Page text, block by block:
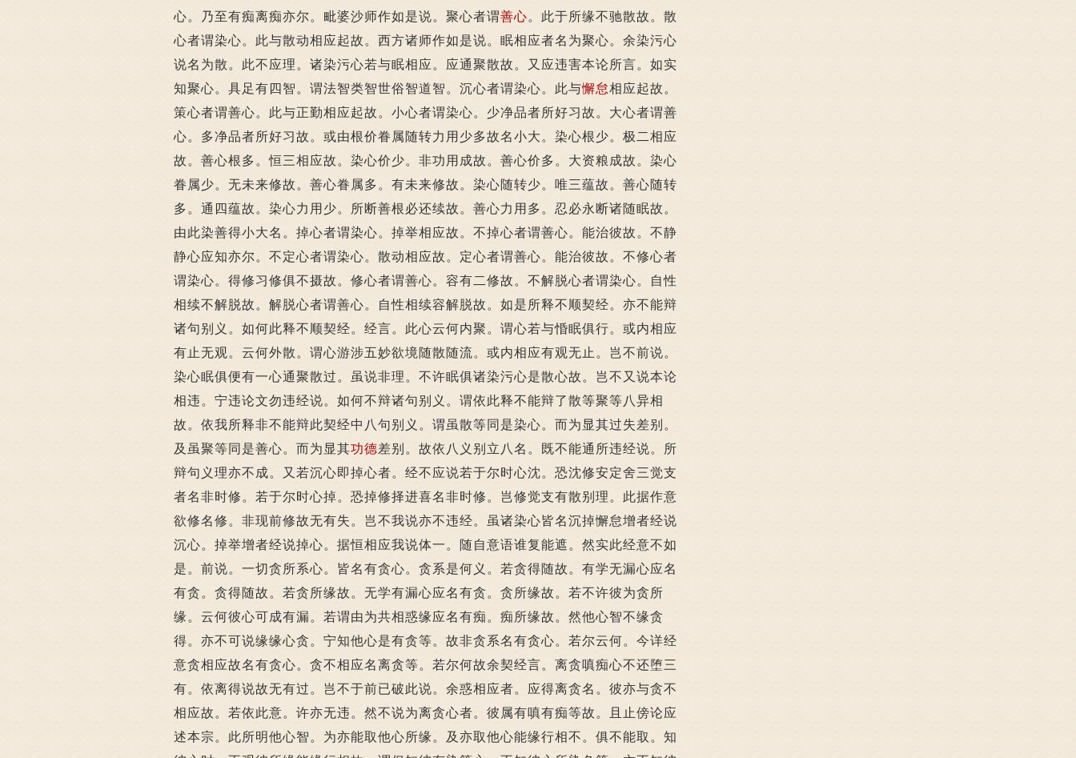
心。乃至有痴离痴亦尔。毗婆沙师作如是说。聚心者谓善心。此于所缘不驰散故。散
心者谓染心。此与散动相应起故。西方诸师作如是说。眠相应者名为聚心。余染污心
说名为散。此不应理。诸染污心若与眠相应。应通聚散故。又应违害本论所言。如实
知聚心。具足有四智。谓法智类智世俗智道智。沉心者谓染心。此与懈怠相应起故。
策心者谓善心。此与正勤相应起故。小心者谓染心。少净品者所好习故。大心者谓善
心。多净品者所好习故。或由根价眷属随转力用少多故名小大。染心根少。极二相应
故。善心根多。恒三相应故。染心价少。非功用成故。善心价多。大资粮成故。染心
眷属少。无未来修故。善心眷属多。有未来修故。染心随转少。唯三蕴故。善心随转
多。通四蕴故。染心力用少。所断善根必还续故。善心力用多。忍必永断诸随眠故。
由此染善得小大名。掉心者谓染心。掉举相应故。不掉心者谓善心。能治彼故。不静
静心应知亦尔。不定心者谓染心。散动相应故。定心者谓善心。能治彼故。不修心者
谓染心。得修习修俱不摄故。修心者谓善心。容有二修故。不解脱心者谓染心。自性
相续不解脱故。解脱心者谓善心。自性相续容解脱故。如是所释不顺契经。亦不能辩
诸句别义。如何此释不顺契经。经言。此心云何内聚。谓心若与惛眠俱行。或内相应
有止无观。云何外散。谓心游涉五妙欲境随散随流。或内相应有观无止。岂不前说。
染心眠俱便有一心通聚散过。虽说非理。不许眠俱诸染污心是散心故。岂不又说本论
相违。宁违论文勿违经说。如何不辩诸句别义。谓依此释不能辩了散等聚等八异相
故。依我所释非不能辩此契经中八句别义。谓虽散等同是染心。而为显其过失差别。
及虽聚等同是善心。而为显其功德差别。故依八义别立八名。既不能通所违经说。所
辩句义理亦不成。又若沉心即掉心者。经不应说若于尔时心沈。恐沈修安定舍三觉支
者名非时修。若于尔时心掉。恐掉修择进喜名非时修。岂修觉支有散别理。此据作意
欲修名修。非现前修故无有失。岂不我说亦不违经。虽诸染心皆名沉掉懈怠增者经说
沉心。掉举增者经说掉心。据恒相应我说体一。随自意语谁复能遮。然实此经意不如
是。前说。一切贪所系心。皆名有贪心。贪系是何义。若贪得随故。有学无漏心应名
有贪。贪得随故。若贪所缘故。无学有漏心应名有贪。贪所缘故。若不许彼为贪所
缘。云何彼心可成有漏。若谓由为共相惑缘应名有痴。痴所缘故。然他心智不缘贪
得。亦不可说缘缘心贪。宁知他心是有贪等。故非贪系名有贪心。若尔云何。今详经
意贪相应故名有贪心。贪不相应名离贪等。若尔何故余契经言。离贪嗔痴心不还堕三
有。依离得说故无有过。岂不于前已破此说。余惑相应者。应得离贪名。彼亦与贪不
相应故。若依此意。许亦无违。然不说为离贪心者。彼属有嗔有痴等故。且止傍论应
述本宗。此所明他心智。为亦能取他心所缘。及亦取他心能缘行相不。俱不能取。知